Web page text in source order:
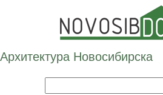
Архитектура Новосибирска